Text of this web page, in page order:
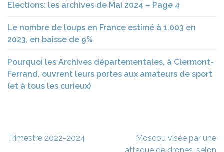
Elections: les archives de Mai 2024 – Page 4
Le nombre de loups en France estimé à 1.003 en
2023, en baisse de 9%
Pourquoi les Archives départementales, à Clermont-
Ferrand, ouvrent leurs portes aux amateurs de sport
(et à tous les curieux)
Navigation
Trimestre 2022-2024
Moscou visée par une
attaque de drones, selon